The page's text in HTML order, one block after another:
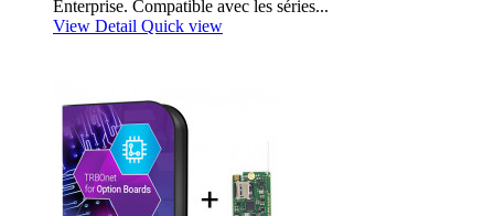
Enterprise. Compatible avec les séries...
View Detail Quick view